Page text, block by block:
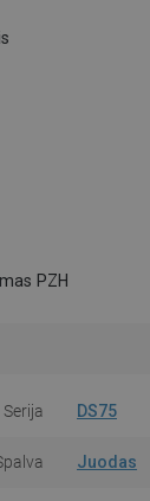
PZH
Serija DS75
Juodas